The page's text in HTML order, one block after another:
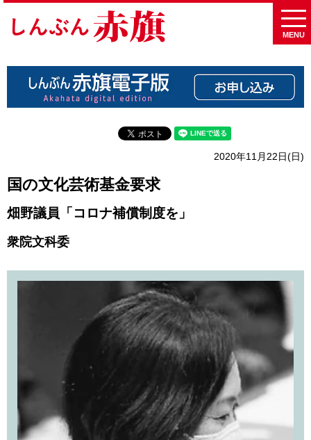
MENU
2020年11月22日(日)
国の文化芸術基金要求
畑野議員「コロナ補償制度を」
衆院文科委